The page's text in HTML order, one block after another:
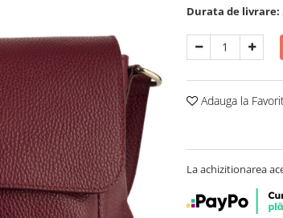
Durata de livrare:
Adauga la
La achizitionarea